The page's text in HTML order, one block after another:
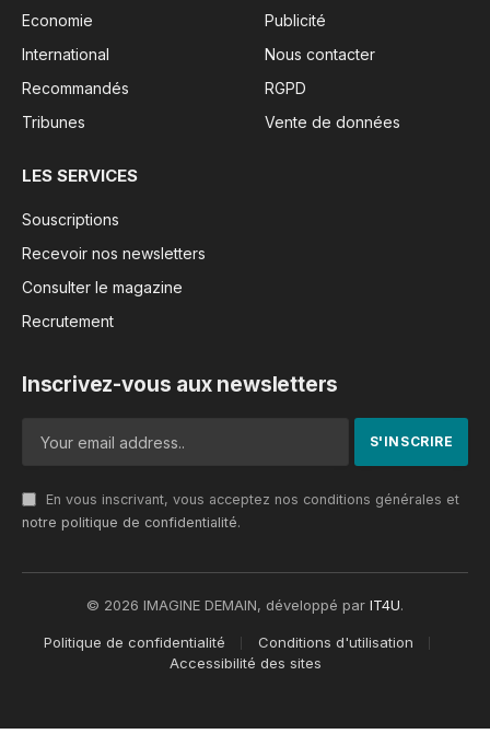
Economie
International
Recommandés
Tribunes
Publicité
Nous contacter
RGPD
Vente de données
LES SERVICES
Souscriptions
Recevoir nos newsletters
Consulter le magazine
Recrutement
Inscrivez-vous aux newsletters
En vous inscrivant, vous acceptez nos conditions générales et
notre politique de confidentialité.
© 2026 IMAGINE DEMAIN, développé par IT4U.
Politique de confidentialité
Conditions d'utilisation
Accessibilité des sites